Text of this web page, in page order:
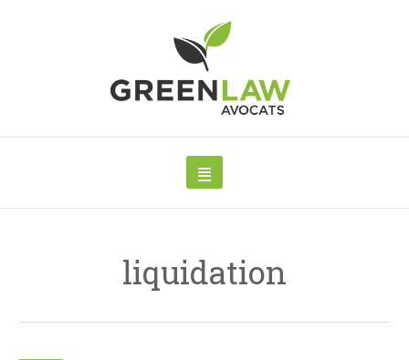
liquidation